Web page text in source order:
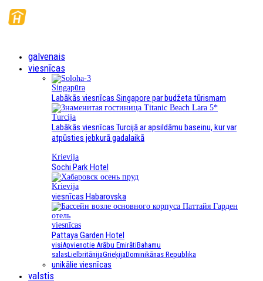
galvenais
viesnīcas
Singapūra
Labākās viesnīcas Singapore par budžeta tūrismam
Turcija
Labākās viesnīcas Turcijā ar apsildāmu baseinu, kur var
atpūsties jebkurā gadalaikā
Krievija
Sochi Park Hotel
Krievija
viesnīcas Habarovska
viesnīcas
Pattaya Garden Hotel
visiApvienotie Arābu EmirātiBahamu
salasLielbritānijaGrieķijaDominikānas Republika
unikālie viesnīcas
valstis